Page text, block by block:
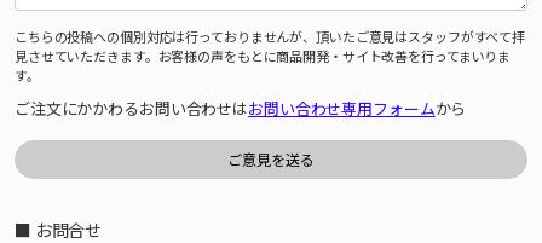
こちらの投稿への個別対応は行っておりませんが、頂いたご意見はスタッフがすべて拝
見させていただきます。お客様の声をもとに商品開発・サイト改善を行ってまいりま
す。
ご注文にかかわるお問い合わせはお問い合わせ専用フォームから
■ お問合せ